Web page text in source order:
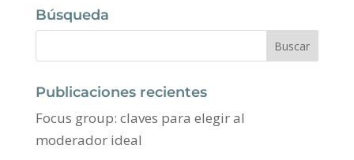
Búsqueda
Publicaciones recientes
Focus group: claves para elegir al
moderador ideal